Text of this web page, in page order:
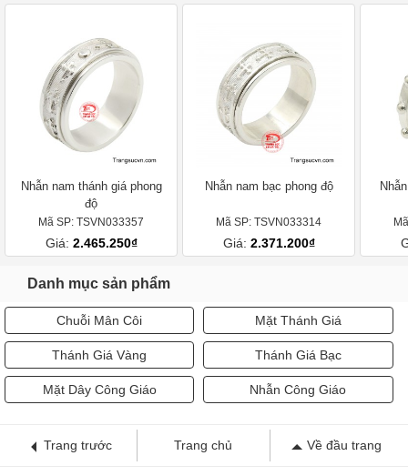
Nhẫn nam thánh giá phong
độ
Mã SP: TSVN033357
Giá: 2.465.250₫
Nhẫn nam bạc phong độ
Mã SP: TSVN033314
Giá: 2.371.200₫
Danh mục sản phẩm
Chuỗi Mân Côi Mặt Thánh Giá
Thánh Giá Vàng Thánh Giá Bạc
Mặt Dây Công Giáo Nhẫn Công Giáo
Trang trước Trang chủ Về đầu trang